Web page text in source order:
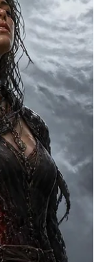
nicht an der Zeit
Hexenwunde
das Thema dann
so besprochen,
habe. Für
zum Mitmeißeln
dazu erschlossen
natürlich nicht
und das ganze mal
Der Ahnenfluch